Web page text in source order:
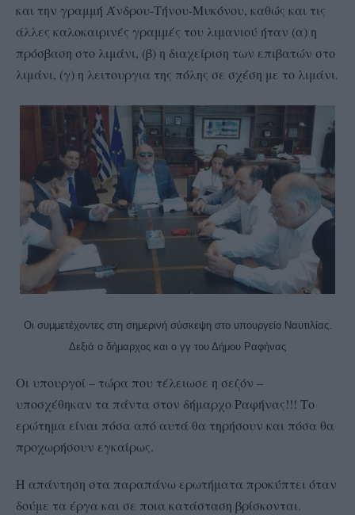
και την γραμμή Άνδρου-Τήνου-Μυκόνου, καθώς και τις
άλλες καλοκαιρινές γραμμές του λιμανιού ήταν (α) η
πρόσβαση στο λιμάνι, (β) η διαχείριση των επιβατών στο
λιμάνι, (γ) η λειτουργια της πόλης σε σχέση με το λιμάνι.
Οι συμμετέχοντες στη σημερινή σύσκεψη στο υπουργείο Ναυτιλίας.
Δεξιά ο δήμαρχος και ο γγ του Δήμου Ραφήνας
Οι υπουργοί – τώρα που τέλειωσε η σεζόν –
υποσχέθηκαν τα πάντα στον δήμαρχο Ραφήνας!!! Το
ερώτημα είναι πόσα από αυτά θα τηρήσουν και πόσα θα
προχωρήσουν εγκαίρως.
Η απάντηση στα παραπάνω ερωτήματα προκύπτει όταν
δούμε τα έργα και σε ποια κατάσταση βρίσκονται.